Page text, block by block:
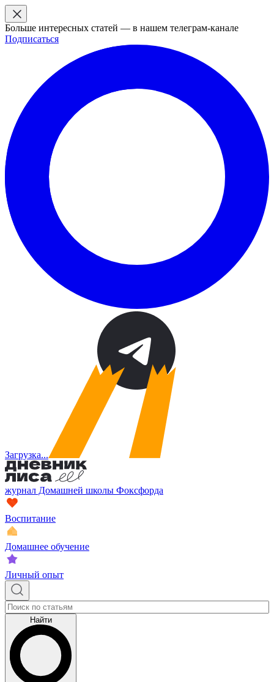
Больше интересных статей — в нашем телеграм-канале
Подписаться
Загрузка...
журнал Домашней школы Фоксфорда
Воспитание
Домашнее обучение
Личный опыт
Найти